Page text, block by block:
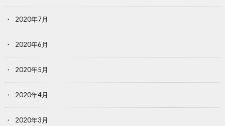
2020年7月
2020年6月
2020年5月
2020年4月
2020年3月